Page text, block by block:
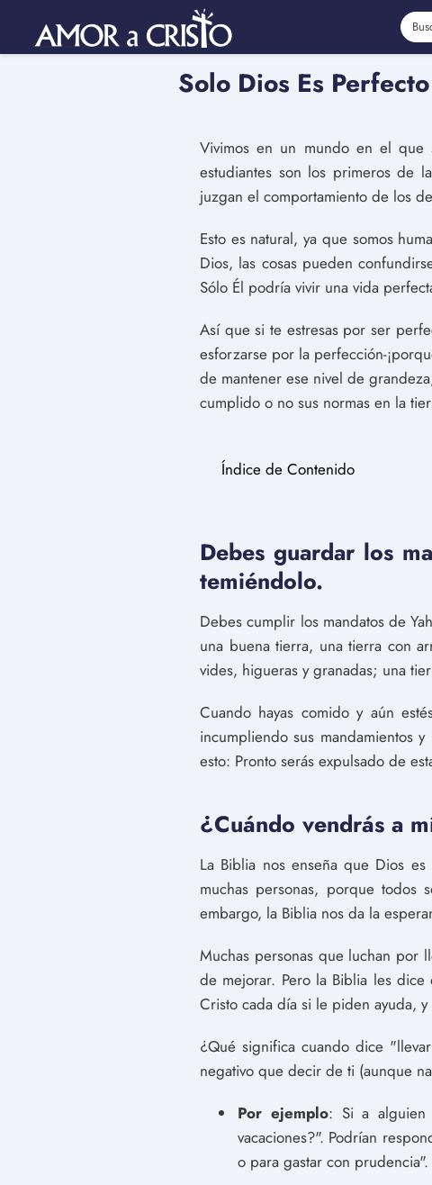
Solo Dios Es
Vivimos en un mundo en el que
estudiantes son los primeros de
juzgan el comportamiento de los
Esto es natural, ya que somos
Dios, las cosas pueden
Sólo Él podría vivir una vida
Así que si te estresas por ser
esforzarse por la perfección-
de mantener ese nivel de
cumplido o no sus normas en la
Índice de Contenido
Debes guardar los
temiéndolo.
Debes cumplir los mandatos de
una buena tierra, una tierra con
vides, higueras y granadas; una
Cuando hayas comido y aún
incumpliendo sus mandamientos
esto: Pronto serás expulsado de
¿Cuándo vendrás a
La Biblia nos enseña que Dios
muchas personas, porque todos
embargo, la Biblia nos da la
Muchas personas que luchan por
de mejorar. Pero la Biblia les
Cristo cada día si le piden ayuda,
¿Qué significa cuando dice
negativo que decir de ti (aunque
Por ejemplo: Si a alguien
vacaciones?". Podrían
o para gastar con prudencia".